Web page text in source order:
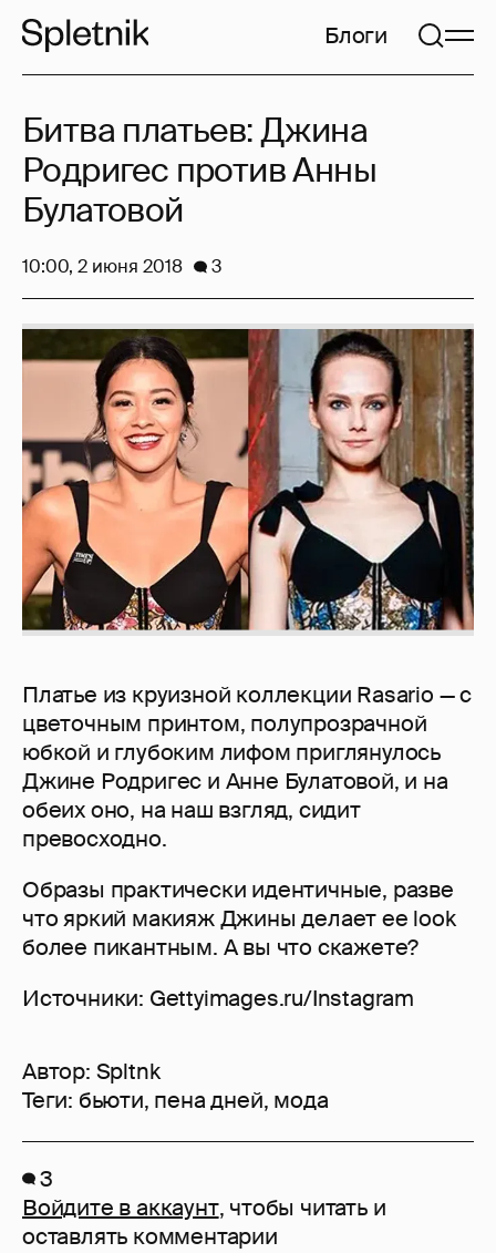
Блоги
Платье из круизной коллекции Rasario — с
цветочным принтом, полупрозрачной
юбкой и глубоким лифом приглянулось
Джине Родригес и Анне Булатовой, и на
обеих оно, на наш взгляд, сидит
превосходно.
Образы практически идентичные, разве
что яркий макияж Джины делает ее look
более пикантным. А вы что скажете?
Источники: Gettyimages.ru/Instagram
Автор: Spltnk
Теги: бьюти, пена дней, мода
Битва платьев: Джина
Родригес против Анны
Булатовой
10:00, 2 июня 2018 3
3
Войдите в аккаунт, чтобы читать и
оставлять комментарии